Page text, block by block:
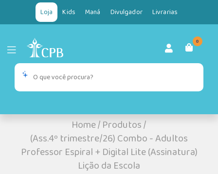
Loja Kids Maná Divulgador Livrarias
0
Home/Produtos/
(Ass.4º trimestre/26) Combo - Adultos
Professor Espiral + Digital Lite (Assinatura)
Lição da Escola